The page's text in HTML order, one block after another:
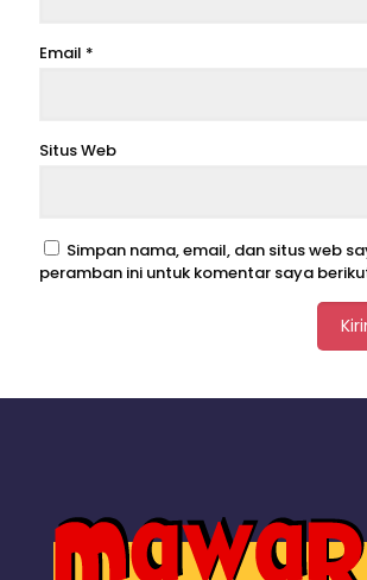
Email *
Situs Web
Simpan nama, email, dan situs web
peramban ini untuk komentar saya